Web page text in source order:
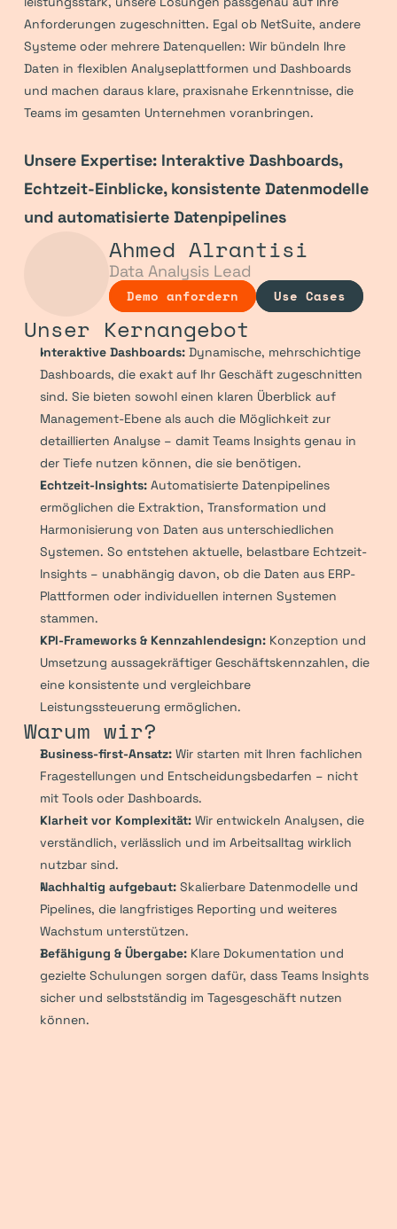
Anforderungen zugeschnitten. Egal ob NetSuite, andere
Systeme oder mehrere Datenquellen: Wir bündeln Ihre
Daten in flexiblen Analyseplattformen und Dashboards
und machen daraus klare, praxisnahe Erkenntnisse, die
Teams im gesamten Unternehmen voranbringen.
Unsere Expertise: Interaktive Dashboards,
Echtzeit-Einblicke, konsistente Datenmodelle
und automatisierte Datenpipelines
Ahmed Alrantisi
Data Analysis Lead
Demo anfordern Use Cases
Unser Kernangebot
Interaktive Dashboards: Dynamische, mehrschichtige
Dashboards, die exakt auf Ihr Geschäft zugeschnitten
sind. Sie bieten sowohl einen klaren Überblick auf
Management-Ebene als auch die Möglichkeit zur
detaillierten Analyse – damit Teams Insights genau in
der Tiefe nutzen können, die sie benötigen.
Echtzeit-Insights: Automatisierte Datenpipelines
ermöglichen die Extraktion, Transformation und
Harmonisierung von Daten aus unterschiedlichen
Systemen. So entstehen aktuelle, belastbare Echtzeit-
Insights – unabhängig davon, ob die Daten aus ERP-
Plattformen oder individuellen internen Systemen
stammen.
KPI-Frameworks & Kennzahlendesign: Konzeption und
Umsetzung aussagekräftiger Geschäftskennzahlen, die
eine konsistente und vergleichbare
Leistungssteuerung ermöglichen.
Warum wir?
Business-first-Ansatz: Wir starten mit Ihren fachlichen
Fragestellungen und Entscheidungsbedarfen – nicht
mit Tools oder Dashboards.
Klarheit vor Komplexität: Wir entwickeln Analysen, die
verständlich, verlässlich und im Arbeitsalltag wirklich
nutzbar sind.
Nachhaltig aufgebaut: Skalierbare Datenmodelle und
Pipelines, die langfristiges Reporting und weiteres
Wachstum unterstützen.
Befähigung & Übergabe: Klare Dokumentation und
gezielte Schulungen sorgen dafür, dass Teams Insights
sicher und selbstständig im Tagesgeschäft nutzen
können.